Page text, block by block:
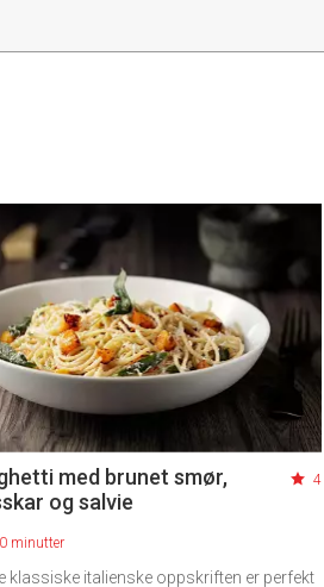
med brunet smør,
og salvie
4
minutter
klassiske italienske oppskriften er perfekt